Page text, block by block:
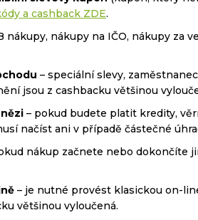
a cashback ZDE.
nákupy, nákupy na IČO, nákupy za
– speciální slevy,
jsou z cashbacku většinou
– pokud budete platit kredity,
načíst ani v případě částečné
nákup začnete nebo dokončíte
– je nutné provést klasickou on-
většinou vyloučená.